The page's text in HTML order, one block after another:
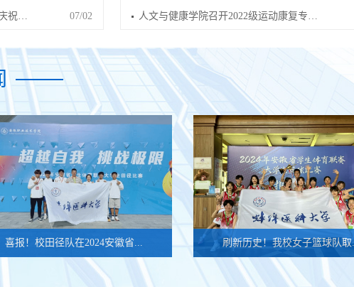
祝… 07/02 人文与健康学院召开2022级运动康复专…
喜报！校田径队在2024安徽省... 刷新历史！我校女子篮球队取